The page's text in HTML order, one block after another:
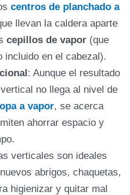
centros de planchado a
llevan la caldera aparte
cepillos de vapor (que
incluido en el cabezal).
: Aunque el resultado
no llega al nivel de
a vapor, se acerca
ahorrar espacio y
verticales son ideales
abrigos, chaquetas,
higienizar y quitar mal